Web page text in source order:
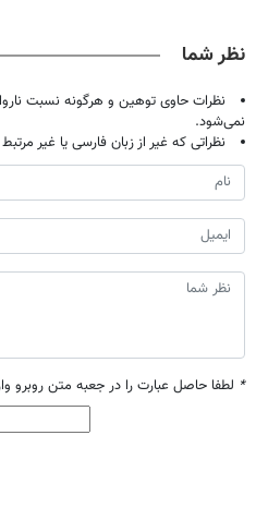
نظر شما
نظرات حاوی توهین و هرگونه نسبت
نمی‌شود.
نظراتی که غیر از زبان فارسی یا غیر
* لطفا حاصل عبارت را در جعبه متن روبرو